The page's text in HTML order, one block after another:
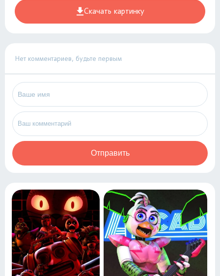
Скачать картинку
Нет комментариев, будьте первым
Отправить